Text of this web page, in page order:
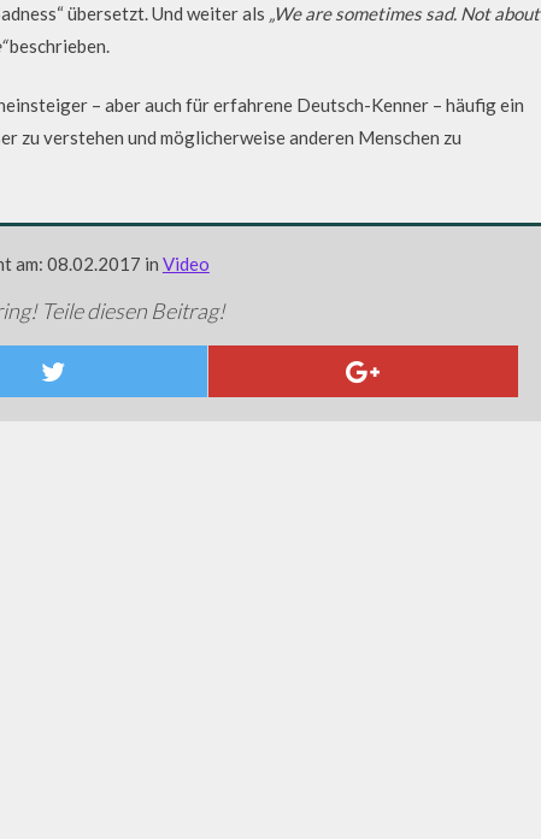
übersetzt. Und weiter als „We are sometimes sad. Not about
beschrieben.
– aber auch für erfahrene Deutsch-Kenner – häufig ein
zu verstehen und möglicherweise anderen Menschen zu
am: 08.02.2017 in Video
Teile diesen Beitrag!